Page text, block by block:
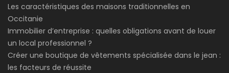
Les caractéristiques des maisons traditionnelles en
Occitanie
Immobilier d’entreprise : quelles obligations avant de louer
un local professionnel ?
Créer une boutique de vêtements spécialisée dans le jean :
les facteurs de réussite